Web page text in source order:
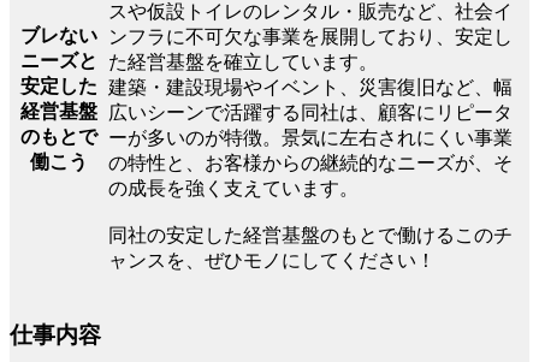
ブレない
ニーズと
安定した
経営基盤
のもとで
働こう
スや仮設トイレのレンタル・販売など、社会イ
ンフラに不可欠な事業を展開しており、安定し
た経営基盤を確立しています。
建築・建設現場やイベント、災害復旧など、幅
広いシーンで活躍する同社は、顧客にリピータ
ーが多いのが特徴。景気に左右されにくい事業
の特性と、お客様からの継続的なニーズが、そ
の成長を強く支えています。
同社の安定した経営基盤のもとで働けるこのチ
ャンスを、ぜひモノにしてください！
仕事内容